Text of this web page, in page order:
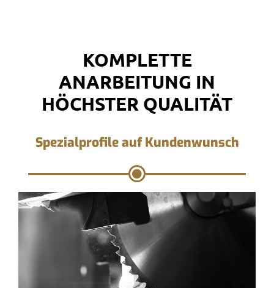
KOMPLETTE
ANARBEITUNG IN
HÖCHSTER QUALITÄT
Spezialprofile auf Kundenwunsch